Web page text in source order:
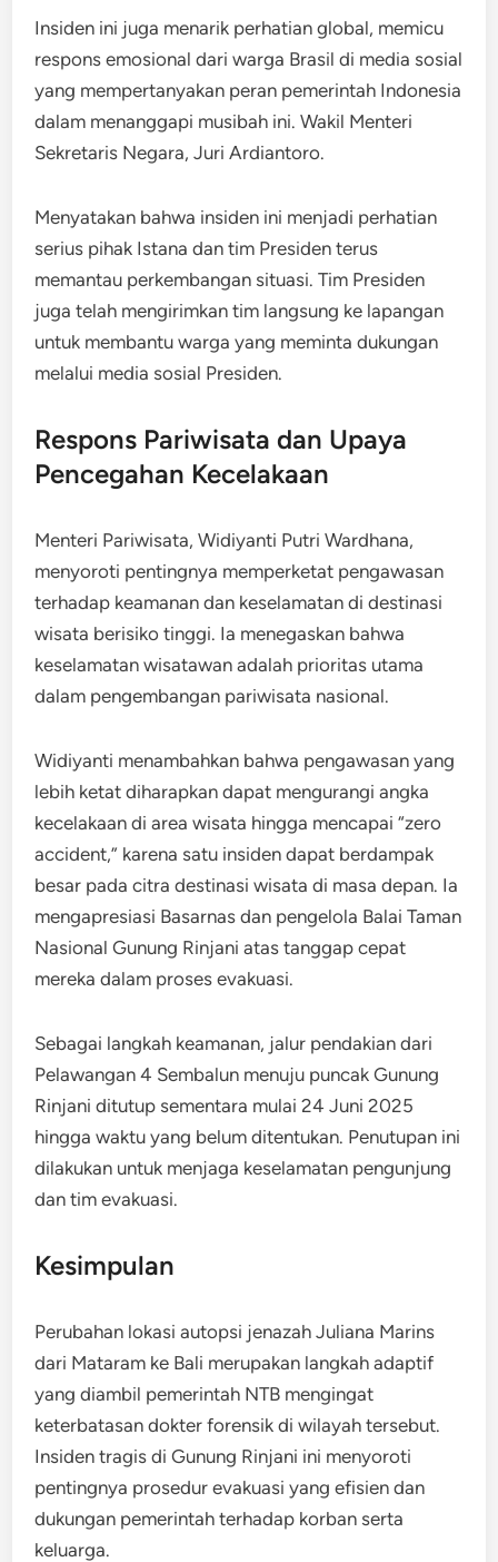
Insiden ini juga menarik perhatian global, memicu
respons emosional dari warga Brasil di media sosial
yang mempertanyakan peran pemerintah Indonesia
dalam menanggapi musibah ini. Wakil Menteri
Sekretaris Negara, Juri Ardiantoro.
Menyatakan bahwa insiden ini menjadi perhatian
serius pihak Istana dan tim Presiden terus
memantau perkembangan situasi. Tim Presiden
juga telah mengirimkan tim langsung ke lapangan
untuk membantu warga yang meminta dukungan
melalui media sosial Presiden.
Respons Pariwisata dan Upaya
Pencegahan Kecelakaan
Menteri Pariwisata, Widiyanti Putri Wardhana,
menyoroti pentingnya memperketat pengawasan
terhadap keamanan dan keselamatan di destinasi
wisata berisiko tinggi. Ia menegaskan bahwa
keselamatan wisatawan adalah prioritas utama
dalam pengembangan pariwisata nasional.
Widiyanti menambahkan bahwa pengawasan yang
lebih ketat diharapkan dapat mengurangi angka
kecelakaan di area wisata hingga mencapai “zero
accident,” karena satu insiden dapat berdampak
besar pada citra destinasi wisata di masa depan. Ia
mengapresiasi Basarnas dan pengelola Balai Taman
Nasional Gunung Rinjani atas tanggap cepat
mereka dalam proses evakuasi.
Sebagai langkah keamanan, jalur pendakian dari
Pelawangan 4 Sembalun menuju puncak Gunung
Rinjani ditutup sementara mulai 24 Juni 2025
hingga waktu yang belum ditentukan. Penutupan ini
dilakukan untuk menjaga keselamatan pengunjung
dan tim evakuasi.
Kesimpulan
Perubahan lokasi autopsi jenazah Juliana Marins
dari Mataram ke Bali merupakan langkah adaptif
yang diambil pemerintah NTB mengingat
keterbatasan dokter forensik di wilayah tersebut.
Insiden tragis di Gunung Rinjani ini menyoroti
pentingnya prosedur evakuasi yang efisien dan
dukungan pemerintah terhadap korban serta
keluarga.